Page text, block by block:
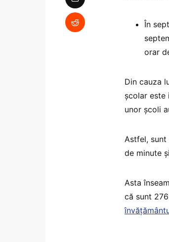
În
orar
Din cauza
școlar este
unor școli
Astfel,
de minute
Asta
că sunt